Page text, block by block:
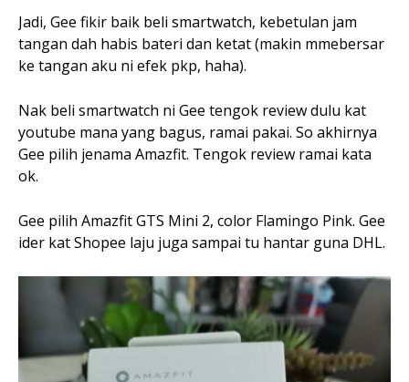
Jadi, Gee fikir baik beli smartwatch, kebetulan jam
tangan dah habis bateri dan ketat (makin mmebersar
ke tangan aku ni efek pkp, haha).
Nak beli smartwatch ni Gee tengok review dulu kat
youtube mana yang bagus, ramai pakai. So akhirnya
Gee pilih jenama Amazfit. Tengok review ramai kata
ok.
Gee pilih Amazfit GTS Mini 2, color Flamingo Pink. Gee
ider kat Shopee laju juga sampai tu hantar guna DHL.